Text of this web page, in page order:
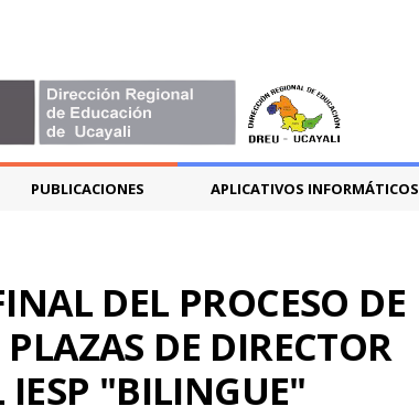
PUBLICACIONES APLICATIVOS INFORMÁTICOS
DEL PROCESO DE
DE DIRECTOR
IESP "BILINGUE"